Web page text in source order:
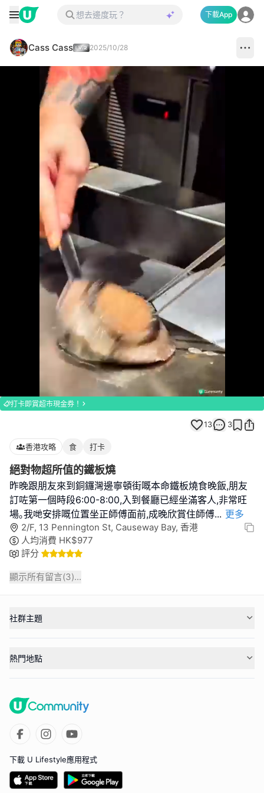
下載App
Cass Cass 2025/10/28
Loaded
100.00%
打卡即賞超市現金券！
13 3
香港攻略 食 打卡
絕對物超所值的鐵板燒
昨晚跟朋友來到銅鑼灣邊寧頓街嘅本命鐵板燒食晚飯,朋友
訂咗第一個時段6:00-8:00,入到餐廳已經坐滿客人,非常旺
場｡我哋安排嘅位置坐正師傅面前,成晚欣賞住師傅... 更多
2/F, 13 Pennington St, Causeway Bay, 香港
人均消費 HK$977
評分
顯示所有留言(3)...
社群主題
熱門地點
下載 U Lifestyle應用程式